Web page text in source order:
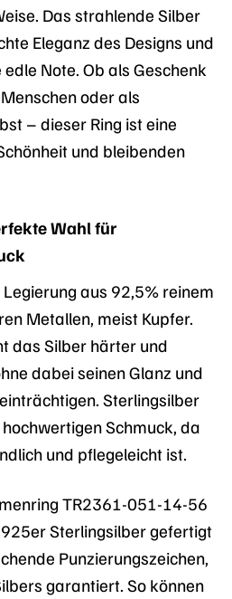
Das strahlende Silber
Eleganz des Designs und
Note. Ob als Geschenk
oder als
– dieser Ring ist eine
und bleibenden
Wahl für
Legierung aus 92,5% reinem
Metallen, meist Kupfer.
das Silber härter und
dabei seinen Glanz und
Sterlingsilber
Schmuck, da
und pflegeleicht ist.
TR2361-051-14-56
Sterlingsilber gefertigt
Punzierungszeichen,
garantiert. So können